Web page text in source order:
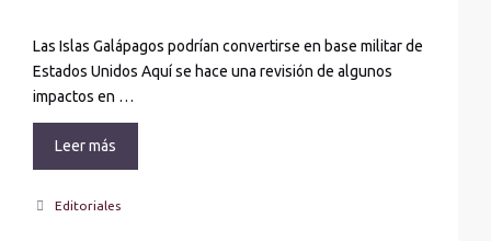
Las Islas Galápagos podrían convertirse en base militar de
Estados Unidos Aquí se hace una revisión de algunos
impactos en …
Leer más
Categories
Editoriales